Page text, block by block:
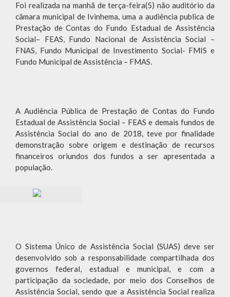
Foi realizada na manhã de terça-feira(5) não auditório da
câmara municipal de Ivinhema, uma a audiência publica de
Prestação de Contas do Fundo Estadual de Assistência
Social– FEAS, Fundo Nacional de Assistência Social –
FNAS, Fundo Municipal de Investimento Social- FMIS e
Fundo Municipal de Assistência – FMAS.
A Audiência Pública de Prestação de Contas do Fundo
Estadual de Assistência Social – FEAS e demais fundos de
Assistência Social do ano de 2018, teve por finalidade
demonstração sobre origem e destinação de recursos
financeiros oriundos dos fundos a ser apresentada a
população.
O Sistema Único de Assistência Social (SUAS) deve ser
desenvolvido sob a responsabilidade compartilhada dos
governos federal, estadual e municipal, e com a
participação da sociedade, por meio dos Conselhos de
Assistência Social, sendo que a Assistência Social realiza